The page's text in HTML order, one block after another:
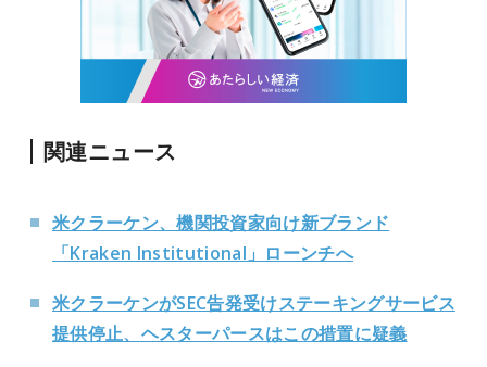
関連ニュース
米クラーケン、機関投資家向け新ブランド
「Kraken Institutional」ローンチへ
米クラーケンがSEC告発受けステーキングサービス
提供停止、ヘスターパースはこの措置に疑義